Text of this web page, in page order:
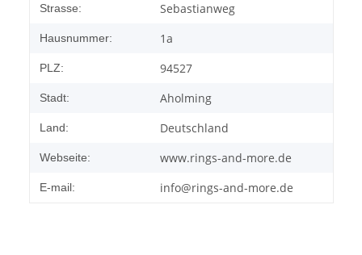
Strasse: Sebastianweg
Hausnummer: 1a
PLZ: 94527
Stadt: Aholming
Land: Deutschland
Webseite: www.rings-and-more.de
E-mail: info@rings-and-more.de